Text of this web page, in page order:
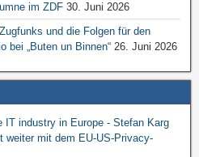
im ZDF 30. Juni 2026
und die Folgen für den
bei „Buten un Binnen“ 26. Juni 2026
IT industry in Europe - Stefan Karg
weiter mit dem EU-US-Privacy-